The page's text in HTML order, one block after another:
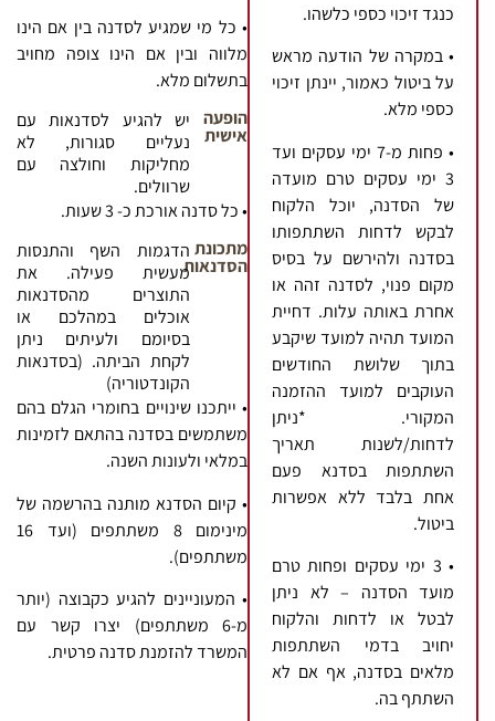
• כל מי שמגיע לסדנה בין אם הינו
מלווה ובין אם הינו צופה מחויב
בתשלום מלא.
הופעה
אישית
יש להגיע לסדנאות עם
נעליים סגורות, לא
מחליקות וחולצה עם
שרוולים.
• כל סדנה אורכת כ- 3 שעות.
מתכונת
הסדנאות
הדגמות השף והתנסות
מעשית פעילה. את
התוצרים מהסדנאות
אוכלים במהלכם או
בסיומם ולעיתים ניתן
לקחת הביתה. (בסדנאות
הקונדטוריה)
• ייתכנו שינויים בחומרי הגלם בהם
משתמשים בסדנה בהתאם לזמינות
במלאי ולעונות השנה.
• קיום הסדנא מותנה בהרשמה של
מינימום 8 משתתפים (ועד 16
משתתפים).
• המעוניינים להגיע כקבוצה (יותר
מ-6 משתתפים) יצרו קשר עם
המשרד להזמנת סדנה פרטית.
כנגד זיכוי כספי כלשהו.
• במקרה של הודעה מראש
על ביטול כאמור, יינתן זיכוי
כספי מלא.
• פחות מ-7 ימי עסקים ועד
3 ימי עסקים טרם מועדה
של הסדנה, יוכל הלקוח
לבקש לדחות השתתפותו
בסדנה ולהירשם על בסיס
מקום פנוי, לסדנה זהה או
אחרת באותה עלות. דחיית
המועד תהיה למועד שיקבע
בתוך שלושת החודשים
העוקבים למועד ההזמנה
המקורי. *ניתן
לדחות/לשנות תאריך
השתתפות בסדנא פעם
אחת בלבד ללא אפשרות
ביטול.
• 3 ימי עסקים ופחות טרם
מועד הסדנה – לא ניתן
לבטל או לדחות והלקוח
יחויב בדמי השתתפות
מלאים בסדנה, אף אם לא
השתתף בה.